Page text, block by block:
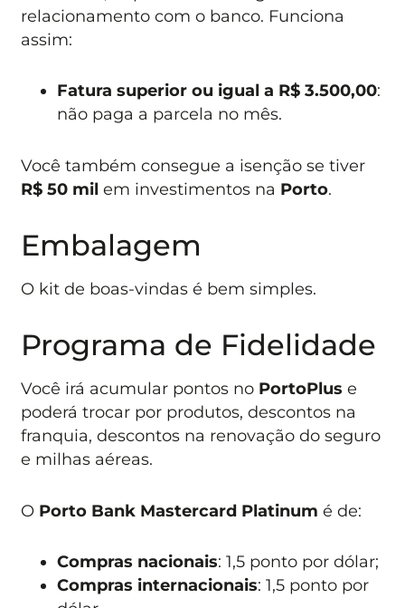
relacionamento com o banco. Funciona
assim:
Fatura superior ou igual a R$ 3.500,00:
não paga a parcela no mês.
Você também consegue a isenção se tiver
R$ 50 mil em investimentos na Porto.
Embalagem
O kit de boas-vindas é bem simples.
Programa de Fidelidade
Você irá acumular pontos no PortoPlus e
poderá trocar por produtos, descontos na
franquia, descontos na renovação do seguro
e milhas aéreas.
O Porto Bank Mastercard Platinum é de:
Compras nacionais: 1,5 ponto por dólar;
Compras internacionais: 1,5 ponto por